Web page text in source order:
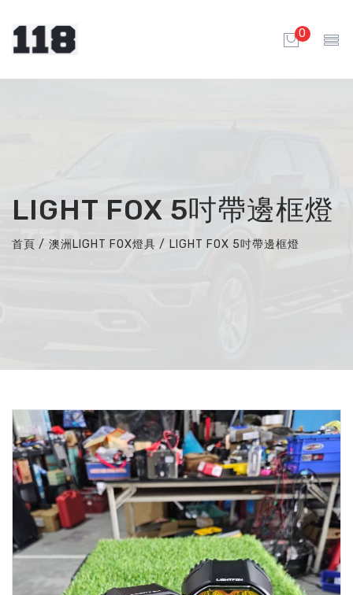
0
LIGHT FOX 5吋帶邊框燈
首頁 / 澳洲LIGHT FOX燈具 / LIGHT FOX 5吋帶邊框燈